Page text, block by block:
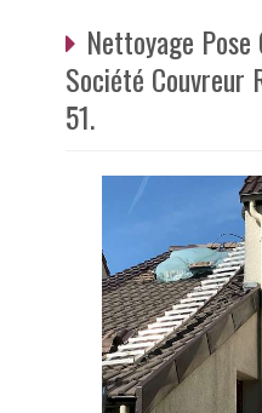
Nettoyage
Société Couvreur
51.